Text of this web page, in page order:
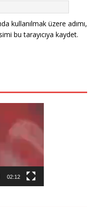
kullanılmak üzere adımı,
bu tarayıcıya kaydet.
02:12